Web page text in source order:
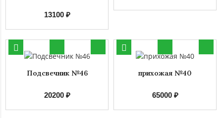
13100 ₽
Подсвечник №46
20200 ₽
прихожая №40
65000 ₽